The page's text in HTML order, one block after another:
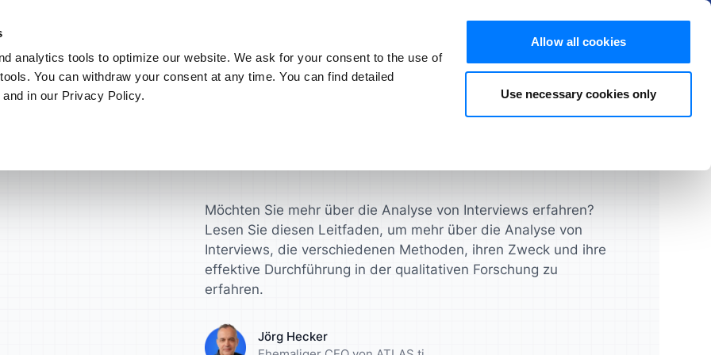
analytics tools to optimize our website. We ask for your consent to the use of
You can withdraw your consent at any time. You can find detailed
and in our Privacy Policy.
Allow all cookies
Use necessary cookies only
Sie Ihre Konzepte,
Analyse von Umfragedaten
Fokusgruppen-Analyse
Inhaltsanalyse
User Research
ATLAS.ti Web
Feature-Vergleich
Universitäten
Optimieren Sie Ihre
akademischen
UX & Produkt-Designer
Validieren Sie Ihre Konzepte,
Marketingexperten
Connect
und einfach
Mein ATLAS.ti DE Kostenlos testen Jetzt kaufen
Möchten Sie mehr über die Analyse von Interviews erfahren?
Lesen Sie diesen Leitfaden, um mehr über die Analyse von
Interviews, die verschiedenen Methoden, ihren Zweck und ihre
effektive Durchführung in der qualitativen Forschung zu
erfahren.
Jörg Hecker